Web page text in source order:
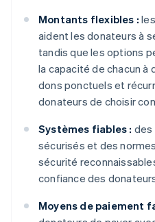
Montants flexibles :
aident les donateurs à
tandis que les options
la capacité de chacun à
dons ponctuels et
donateurs de choisir
Systèmes fiables : des
sécurisés et des
sécurité
confiance des
Moyens de paiement